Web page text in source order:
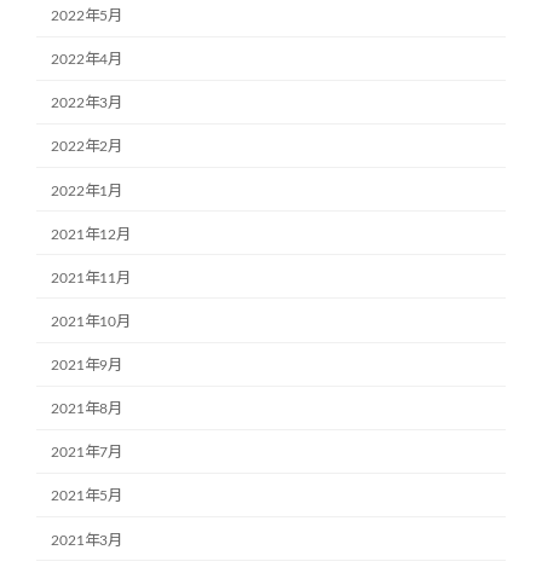
2022年5月
2022年4月
2022年3月
2022年2月
2022年1月
2021年12月
2021年11月
2021年10月
2021年9月
2021年8月
2021年7月
2021年5月
2021年3月